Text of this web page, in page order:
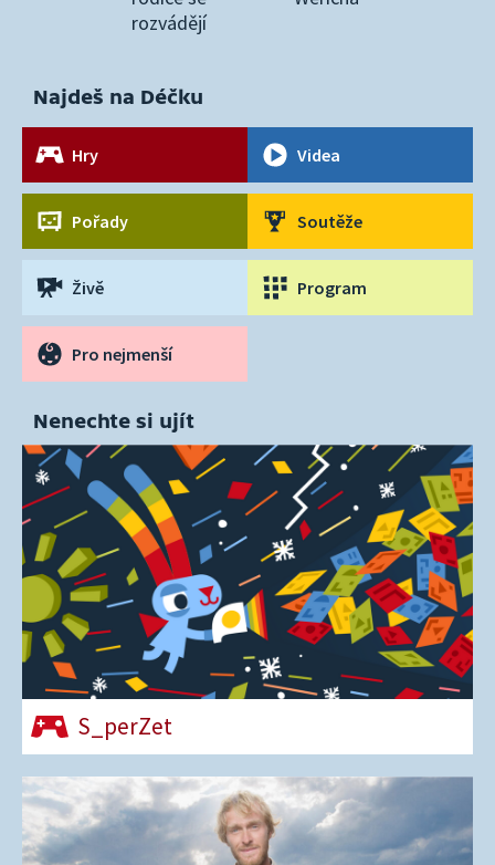
rozvádějí
Najdeš na Déčku
Hry Videa
Pořady Soutěže
Živě Program
Pro nejmenší
Nenechte si ujít
S_perZet